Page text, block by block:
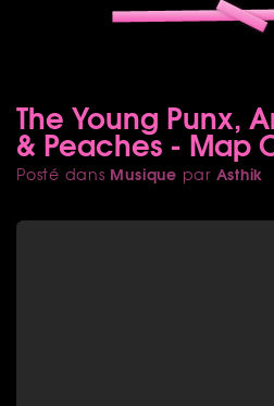
The Young Punx,
& Peaches - Map
Posté dans Musique par Asthik